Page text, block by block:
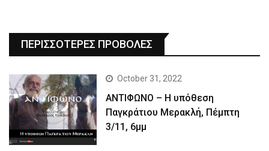
ΠΕΡΙΣΣΟΤΕΡΕΣ ΠΡΟΒΟΛΕΣ
October 31, 2022
ΑΝΤΙΦΩΝΟ – Η υπόθεση
Παγκράτιου Μερακλή, Πέμπτη
3/11, 6μμ